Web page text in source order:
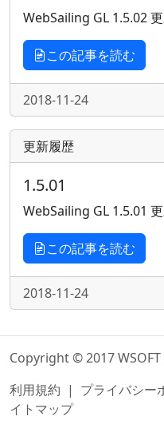
WebSailing GL 1.5.02
この記事を読む
2018-11-24
更新履歴
1.5.01
WebSailing GL 1.5.01
この記事を読む
2018-11-24
Copyright © 2017
利用規約 | プライバシー
イトマップ